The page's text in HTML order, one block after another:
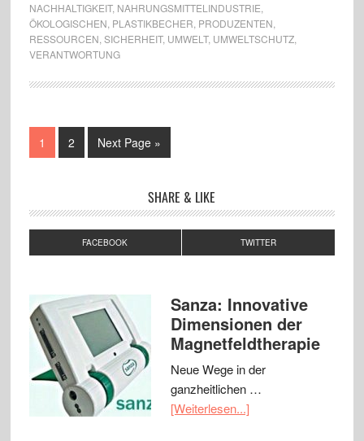
NACHHALTIGKEIT, NAHRUNGSMITTELINDUSTRIE
ÖKOLOGISCHEN PLASTIKBECHER PRODUZENTEN
RESSOURCEN SICHERHEIT, UMWELT, UMWELTSCHUTZ,
VERANTWORTUNG
1 2 Next Page »
SHARE & LIKE
FACEBOOK TWITTER
Sanza: Innovative
Dimensionen der
Magnetfeldtherapie
Neue Wege in der
ganzheitlichen …
[Weiterlesen...]